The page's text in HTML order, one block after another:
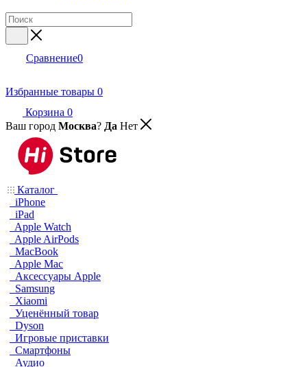
Сравнение0
Избранные товары 0
Корзина 0
Ваш город Москва? Да Нет
Каталог
iPhone
iPad
Apple Watch
Apple AirPods
MacBook
Apple Mac
Аксессуары Apple
Samsung
Xiaomi
Уценённый товар
Dyson
Игровые приставки
Смартфоны
Аудио